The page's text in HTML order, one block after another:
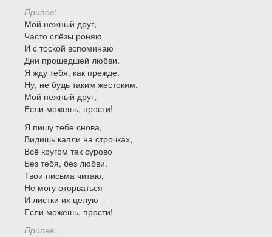
Припев:
Мой нежный друг,
Часто слёзы роняю
И с тоской вспоминаю
Дни прошедшей любви.
Я жду тебя, как прежде.
Ну, не будь таким жестоким.
Мой нежный друг,
Если можешь, прости!
Я пишу тебе снова,
Видишь капли на строчках,
Всё кругом так сурово
Без тебя, без любви.
Твои письма читаю,
Не могу оторваться
И листки их целую —
Если можешь, прости!
Припев.